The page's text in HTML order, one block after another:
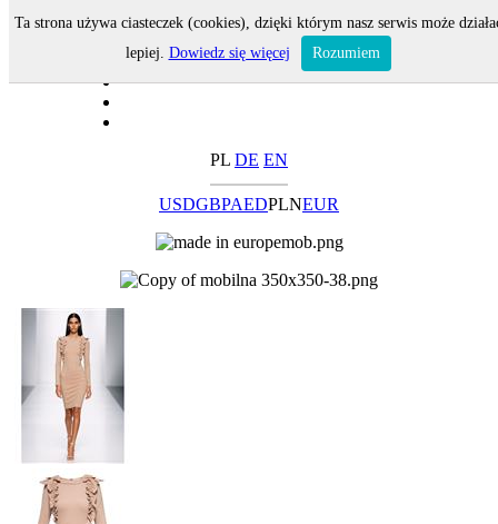
PL DE EN
USDGBPAEDPLNEUR
Ta strona używa ciasteczek (cookies), dzięki którym nasz serwis może
lepiej. Dowiedz się więcej Rozumiem